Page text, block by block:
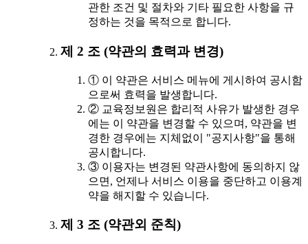
관한 조건 및 절차와 기타 필요한 사항을 규
정하는 것을 목적으로 합니다.
제 2 조 (약관의 효력과 변경)
① 이 약관은 서비스 메뉴에 게시하여 공시함
으로써 효력을 발생합니다.
② 교육정보원은 합리적 사유가 발생한 경우
에는 이 약관을 변경할 수 있으며, 약관을 변
경한 경우에는 지체없이 "공지사항"을 통해
공시합니다.
③ 이용자는 변경된 약관사항에 동의하지 않
으면, 언제나 서비스 이용을 중단하고 이용계
약을 해지할 수 있습니다.
제 3 조 (약관외 준칙)